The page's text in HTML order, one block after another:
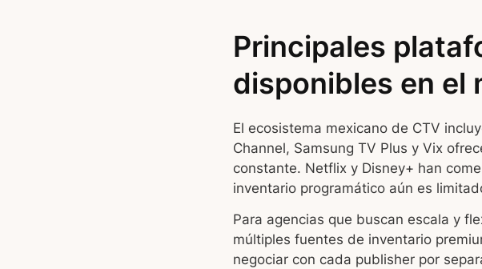
Principales
disponibles en el
El ecosistema mexicano de CTV
Channel, Samsung TV Plus y Vix
constante. Netflix y Disney+ han
inventario programático aún es
Para agencias que buscan escala y
múltiples fuentes de inventario
negociar con cada publisher por